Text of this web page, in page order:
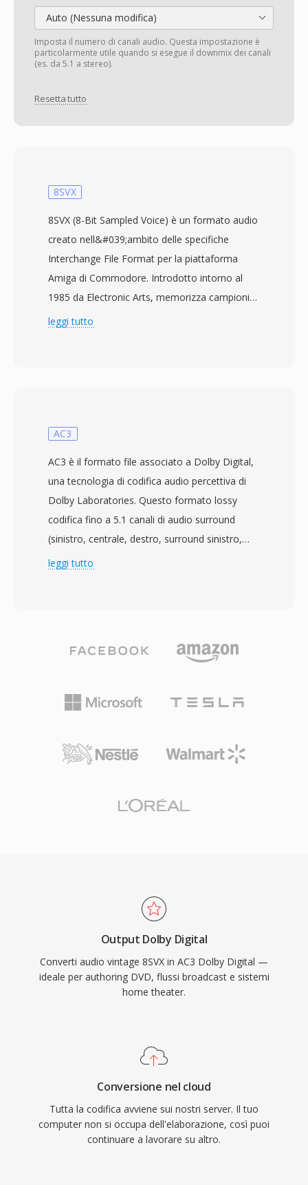
Auto (Nessuna modifica)
Imposta il numero di canali audio. Questa impostazione è
particolarmente utile quando si esegue il downmix dei canali
(es. da 5.1 a stereo).
Resetta tutto
8SVX
8SVX (8-Bit Sampled Voice) è un formato audio
creato nell&#039;ambito delle specifiche
Interchange File Format per la piattaforma
Amiga di Commodore. Introdotto intorno al
1985 da Electronic Arts, memorizza campioni
audio a 8 bit con compressione delta Fibonacci
BODY contenente i dati audio effettivi. 8SVX ha
videogiochi alla musica campionata nei
software tracker dell&#039;ecosistema Amiga.
Un vantaggio chiave risiede nella sua
che rende analisi e generazione notevolmente
facili rispetto ai contenitori moderni. Un altro
caratteristica preziosa per la produzione
musicale dell&#039;epoca. Sebbene la
comune, i file 8SVX restano importanti per gli
impegnati nella conservazione di software e
contenuti audio classici.
leggi tutto
AC3
AC3 è il formato file associato a Dolby Digital,
una tecnologia di codifica audio percettiva di
Dolby Laboratories. Questo formato lossy
codifica fino a 5.1 canali di audio surround
(sinistro, centrale, destro, surround sinistro,
surround destro e LFE) in un flusso di bit
audio al di sotto della soglia di percezione
di qualità evidenti. AC3 è diventato lo standard
audio obbligatorio per il DVD-Video ed è
trasmissioni televisive digitali (ATSC) e nello
spaziale cinematografico nei sistemi home
L&#039;ampio supporto hardware nei
ricevitori, TV e set-top box garantisce una
riproduzione affidabile di AC3 su
un&#039;enorme base installata di elettronica
di consumo.
leggi tutto
Output Dolby Digital
Converti audio vintage 8SVX in AC3 Dolby Digital —
ideale per authoring DVD, flussi broadcast e sistemi
home theater.
Conversione nel cloud
Tutta la codifica avviene sui nostri server. Il tuo
computer non si occupa dell'elaborazione, così puoi
continuare a lavorare su altro.